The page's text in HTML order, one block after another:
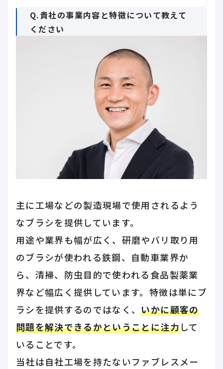
Q.貴社の事業内容と特徴について教えて
ください
主に工場などの製造現場で使用されるよう
なブラシを提供しています。
用途や業界も幅が広く、研磨やバリ取り用
のブラシが使われる鉄鋼、自動車業界か
ら、清掃、防虫目的で使われる食品製薬業
界など幅広く提供しています。特徴は単にブ
ラシを提供するのではなく、いかに顧客の
問題を解決できるかということに注力して
いることです。
当社は自社工場を持たないファブレスメー